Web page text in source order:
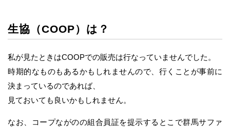
生協（COOP）は？
私が見たときはCOOPでの販売は行なっていませんでした。
時期的なものもあるかもしれませんので、行くことが事前に
決まっているのであれば、
見ておいても良いかもしれません。
なお、コープながのの組合員証を提示するとこで群馬サファ